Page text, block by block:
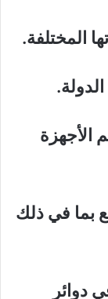
المختلفة.
الأجهزة
بما في ذلك
دوائر